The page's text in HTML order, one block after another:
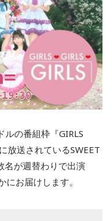
ルの番組枠『GIRLS
放送されているSWEET
名が週替わりで出演
お届けします。